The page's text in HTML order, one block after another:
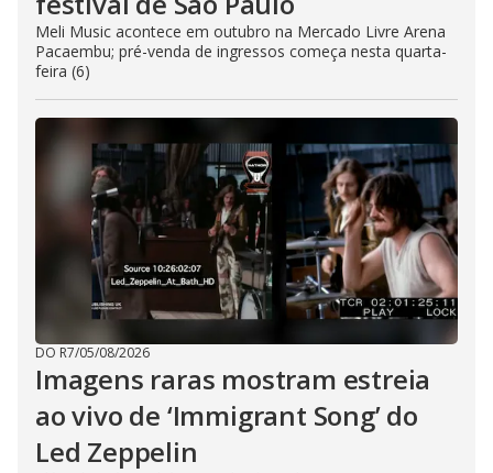
Meli Music acontece em outubro na Mercado Livre Arena
Pacaembu; pré-venda de ingressos começa nesta quarta-
feira (6)
DO R7/05/08/2026
Imagens raras mostram estreia
ao vivo de ‘Immigrant Song’ do
Led Zeppelin